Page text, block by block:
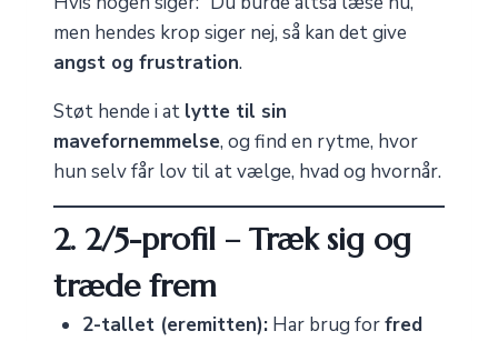
men hendes krop siger nej, så kan det give
angst og frustration.
Støt hende i at lytte til sin
mavefornemmelse, og find en rytme, hvor
hun selv får lov til at vælge, hvad og hvornår.
2. 2/5-profil – Træk sig og
træde frem
2-tallet (eremitten):Har brug forfred